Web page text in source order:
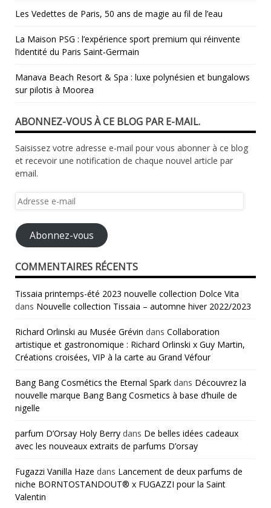
Les Vedettes de Paris, 50 ans de magie au fil de l’eau
La Maison PSG : l’expérience sport premium qui réinvente
l’identité du Paris Saint‑Germain
Manava Beach Resort & Spa : luxe polynésien et bungalows
sur pilotis à Moorea
ABONNEZ-VOUS À CE BLOG PAR E-MAIL.
Saisissez votre adresse e-mail pour vous abonner à ce blog
et recevoir une notification de chaque nouvel article par
email.
Adresse
mail
Abonnez-vous
COMMENTAIRES RÉCENTS
Tissaia printemps-été 2023 nouvelle collection Dolce Vita
dans Nouvelle collection Tissaia – automne hiver 2022/2023
Richard Orlinski au Musée Grévin dans Collaboration
artistique et gastronomique : Richard Orlinski x Guy Martin,
Créations croisées, VIP à la carte au Grand Véfour
Bang Bang Cosmétics the Eternal Spark dans Découvrez la
nouvelle marque Bang Bang Cosmetics à base d’huile de
nigelle
parfum D’Orsay Holy Berry dans De belles idées cadeaux
avec les nouveaux extraits de parfums D’orsay
Fugazzi Vanilla Haze dans Lancement de deux parfums de
niche BORNTOSTANDOUT® x FUGAZZI pour la Saint
Valentin